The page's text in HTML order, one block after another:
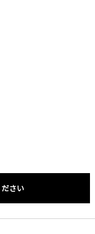
さい